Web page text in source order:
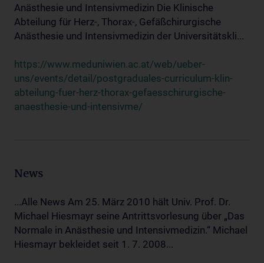
Anästhesie und Intensivmedizin Die Klinische
Abteilung für Herz-, Thorax-, Gefäßchirurgische
Anästhesie und Intensivmedizin der Universitätskli...
https://www.meduniwien.ac.at/web/ueber-
uns/events/detail/postgraduales-curriculum-klin-
abteilung-fuer-herz-thorax-gefaesschirurgische-
anaesthesie-und-intensivme/
News
...Alle News Am 25. März 2010 hält Univ. Prof. Dr.
Michael Hiesmayr seine Antrittsvorlesung über „Das
Normale in Anästhesie und Intensivmedizin.“ Michael
Hiesmayr bekleidet seit 1. 7. 2008...